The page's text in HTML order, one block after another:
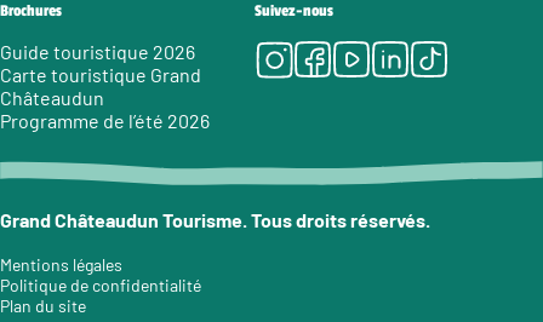
Brochures
Guide touristique 2026
Carte touristique Grand
Châteaudun
Programme de l’été 2026
Suivez-nous
Instagram
Facebook
Youtube
LinkedIn
Tiktok
Grand Châteaudun Tourisme. Tous droits réservés.
Mentions légales
Politique de confidentialité
Plan du site